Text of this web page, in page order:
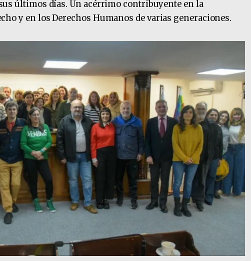
últimos días. Un acérrimo contribuyente en la
y en los Derechos Humanos de varias generaciones.